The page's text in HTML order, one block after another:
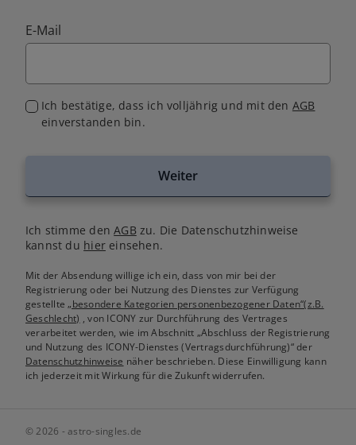
E-Mail
Ich bestätige, dass ich volljährig und mit den AGB
einverstanden bin.
Weiter
Ich stimme denAGB zu. Die Datenschutzhinweise
kannst du hiereinsehen.
Mit der Absendung willige ich ein, dass von mir bei der
Registrierung oder bei Nutzung des Dienstes zur Verfügung
gestellte„besondere Kategorien personenbezogener Daten“(z.B.
Geschlecht) , von ICONY zur Durchführung des Vertrages
verarbeitet werden, wie im Abschnitt „Abschluss der Registrierung
und Nutzung des ICONY-Dienstes (Vertragsdurchführung)“ der
Datenschutzhinweise näher beschrieben. Diese Einwilligung kann
ich jederzeit mit Wirkung für die Zukunft widerrufen.
© 2026 - astro-singles.de